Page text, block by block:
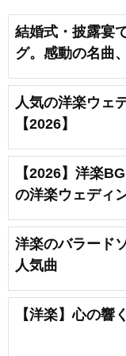
結婚式・披露宴
グ。感動の名曲
人気の洋楽ウェ
【2026】
【2026】洋楽
の洋楽ウェディ
洋楽のバラード
人気曲
【洋楽】心の響